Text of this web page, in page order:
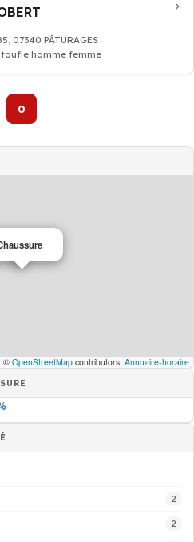
07340 PÂTURAGES
homme femme
0
© OpenStreetMap contributors, Annuaire-horaire
2
2